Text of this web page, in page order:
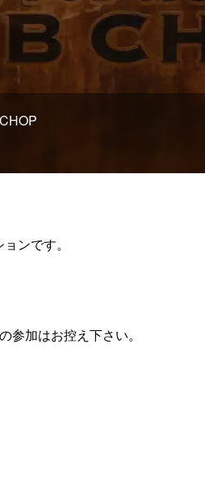
ンです。
参加はお控え下さい。